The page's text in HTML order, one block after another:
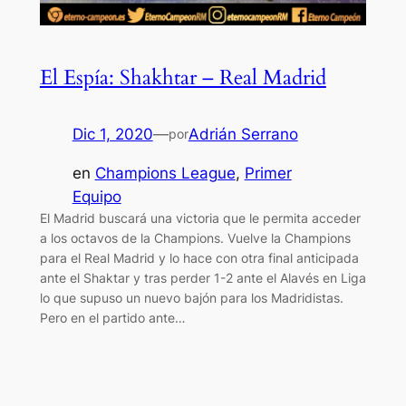
El Espía: Shakhtar – Real Madrid
Dic 1, 2020—porAdrián Serrano
en Champions League, Primer
Equipo
El Madrid buscará una victoria que le permita acceder
a los octavos de la Champions. Vuelve la Champions
para el Real Madrid y lo hace con otra final anticipada
ante el Shaktar y tras perder 1-2 ante el Alavés en Liga
lo que supuso un nuevo bajón para los Madridistas.
Pero en el partido ante…